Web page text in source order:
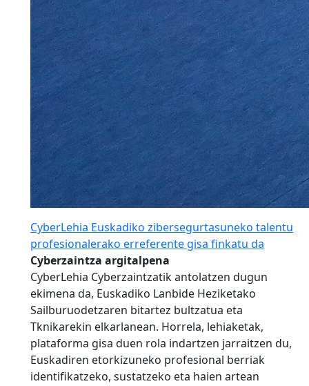
CyberLehia Euskadiko zibersegurtasuneko talentu
profesionalerako erreferente gisa finkatu da
Cyberzaintza argitalpena
CyberLehia Cyberzaintzatik antolatzen dugun
ekimena da, Euskadiko Lanbide Heziketako
Sailburuodetzaren bitartez bultzatua eta
Tknikarekin elkarlanean. Horrela, lehiaketak,
plataforma gisa duen rola indartzen jarraitzen du,
Euskadiren etorkizuneko profesional berriak
identifikatzeko, sustatzeko eta haien artean